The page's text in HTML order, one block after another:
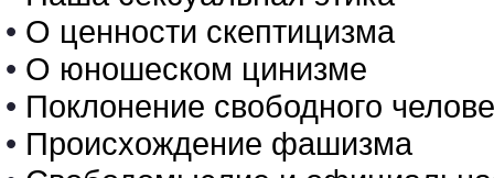
• О ценности скептицизма
• О юношеском цинизме
• Поклонение свободного
• Происхождение фашизма